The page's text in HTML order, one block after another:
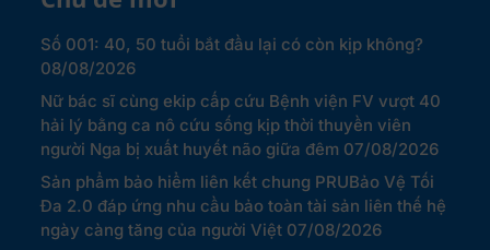
Số 001: 40, 50 tuổi bắt đầu lại có còn kịp không?
08/08/2026
Nữ bác sĩ cùng ekip cấp cứu Bệnh viện FV vượt 40
hải lý bằng ca nô cứu sống kịp thời thuyền viên
người Nga bị xuất huyết não giữa đêm 07/08/2026
Sản phẩm bảo hiểm liên kết chung PRUBảo Vệ Tối
Đa 2.0 đáp ứng nhu cầu bảo toàn tài sản liên thế hệ
ngày càng tăng của người Việt 07/08/2026